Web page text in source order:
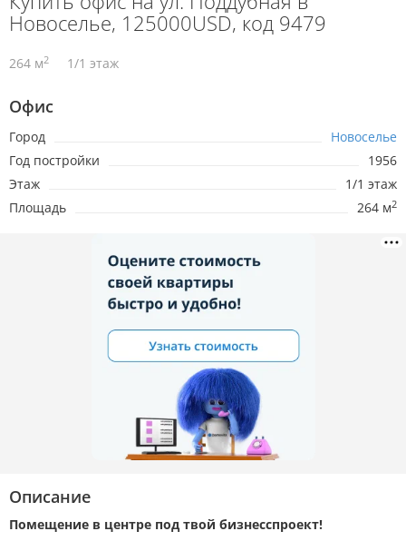
Новоселье, 125000USD, код 9479
264 м2 1/1 этаж
Офис
Город
Новоселье
Год постройки
1956
Этаж
1/1 этаж
Площадь
264 м2
Описание
Помещение в центре под твой бизнесспроект!